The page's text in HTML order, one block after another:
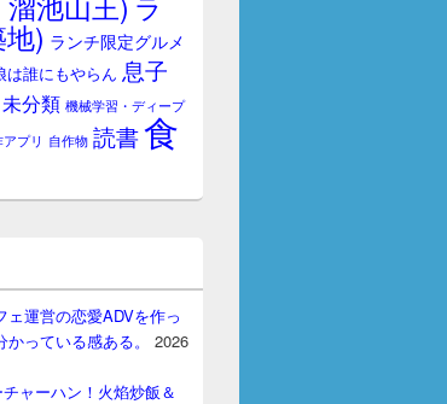
) ランチ限定グルメ
は誰にもやらん 息子
未分類 機械学習・ディープ
プリ 自作物 読書食
運営の恋愛ADVを作っ
っている感ある。
2026
ャーハン！火焰炒飯＆